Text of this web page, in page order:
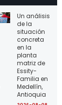
Un análisis
de la
situación
concreta
en la
planta
matriz de
Essity-
Familia en
Medellín,
Antioquia